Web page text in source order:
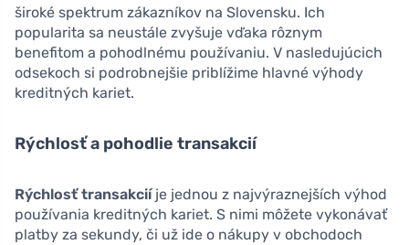
široké spektrum zákazníkov na Slovensku. Ich
popularita sa neustále zvyšuje vďaka rôznym
benefitom a pohodlnému používaniu. V nasledujúcich
odsekoch si podrobnejšie priblížime hlavné výhody
kreditných kariet.
Rýchlosť a pohodlie transakcií
Rýchlosť transakciíje jednou z najvýraznejších výhod
používania kreditných kariet. S nimi môžete vykonávať
platby za sekundy, či už ide o nákupy v obchodoch